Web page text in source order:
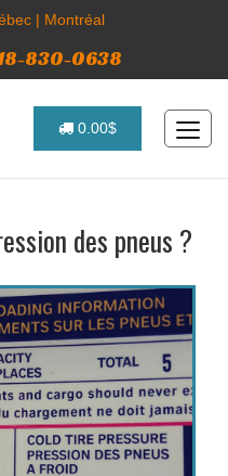
| Montréal
830-0638
0.00$
des pneus ?